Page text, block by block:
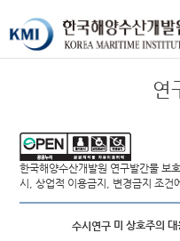
연
한국해양수산개발원 연구발간물 보
시, 상업적 이용금지, 변경금지 조건
수시연구 미 상호주의